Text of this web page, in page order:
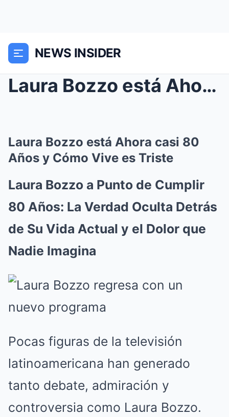
NEWS INSIDER
Laura Bozzo está Ahora casi 80 Años y Cómo Vive es...
Laura Bozzo está Ahora casi 80
Años y Cómo Vive es Triste
Laura Bozzo a Punto de Cumplir
80 Años: La Verdad Oculta Detrás
de Su Vida Actual y el Dolor que
Nadie Imagina
Pocas figuras de la televisión
latinoamericana han generado
tanto debate, admiración y
controversia como Laura Bozzo.